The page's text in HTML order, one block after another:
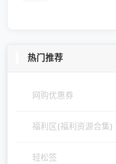
热门推荐
网购优惠券
福利区(福利资源合集)
轻松签